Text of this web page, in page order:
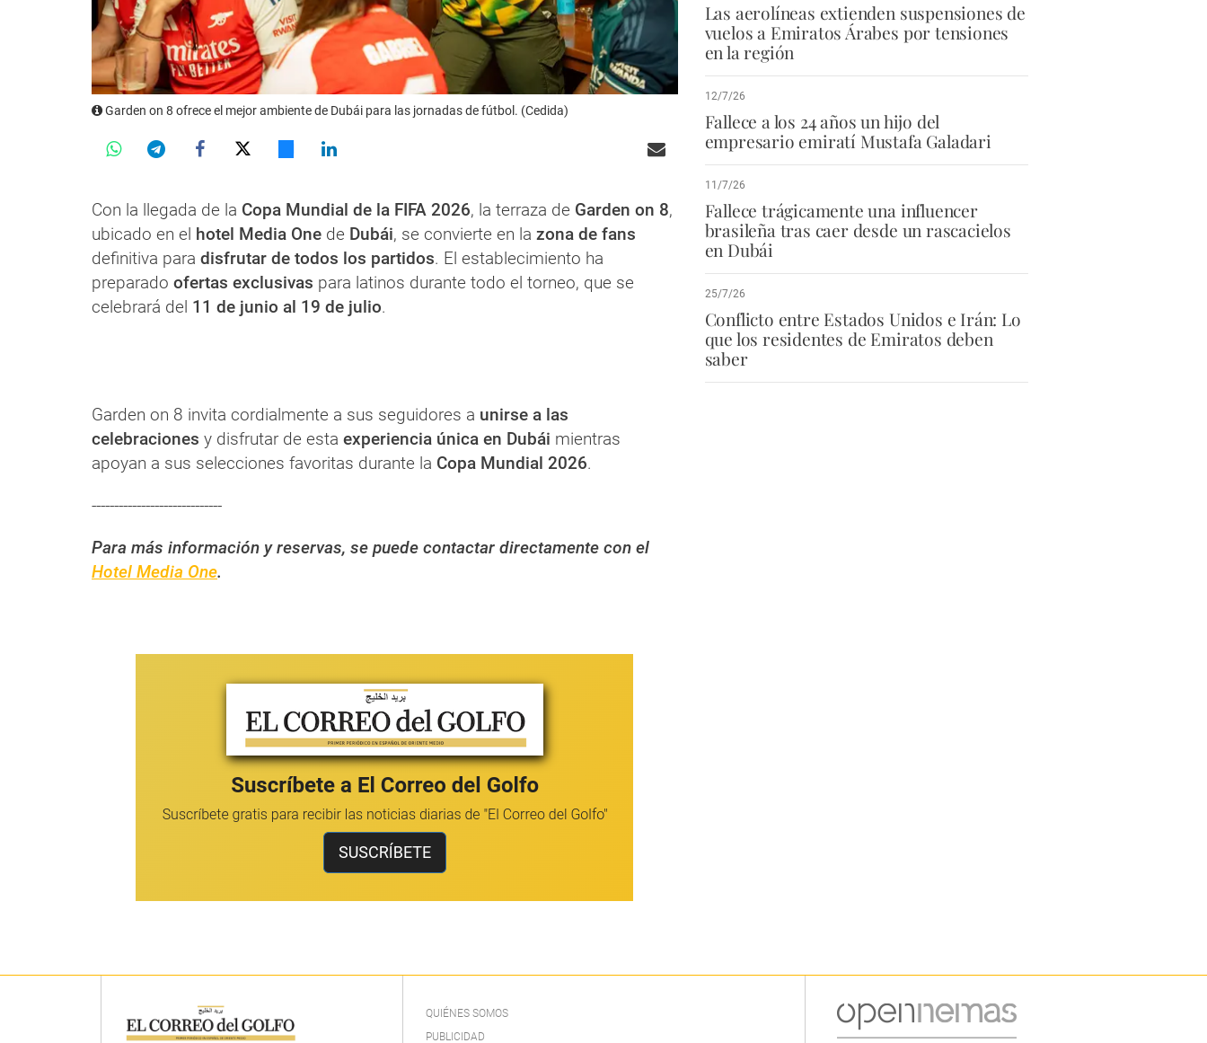
Garden on 8 ofrece el mejor ambiente de Dubái para las jornadas de fútbol. (Cedida)
Con la llegada de la Copa Mundial de la FIFA 2026, la terraza de Garden on 8,
ubicado en el hotel Media One de Dubái, se convierte en la zona de fans
definitiva para disfrutar de todos los partidos. El establecimiento ha
preparado ofertas exclusivas para latinos durante todo el torneo, que se
celebrará del 11 de junio al 19 de julio.
Garden on 8 invita cordialmente a sus seguidores a unirse a las
celebraciones y disfrutar de esta experiencia única en Dubái mientras
apoyan a sus selecciones favoritas durante la Copa Mundial 2026.
-----------------------------
Para más información y reservas, se puede contactar directamente con el
Hotel Media One.
Las aerolíneas extienden suspensiones de
vuelos a Emiratos Árabes por tensiones
en la región
12/7/26
Fallece a los 24 años un hijo del
empresario emiratí Mustafa Galadari
11/7/26
Fallece trágicamente una influencer
brasileña tras caer desde un rascacielos
en Dubái
25/7/26
Conflicto entre Estados Unidos e Irán: Lo
que los residentes de Emiratos deben
saber
QUIÉNES SOMOS
PUBLICIDAD